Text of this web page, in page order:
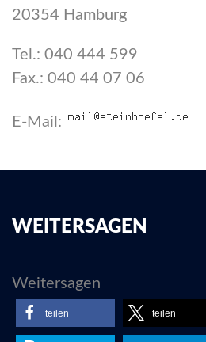
20354 Hamburg
Tel.: 040 444 599
Fax.: 040 44 07 06
E-Mail:
WEITERSAGEN
Weitersagen
teilen teilen